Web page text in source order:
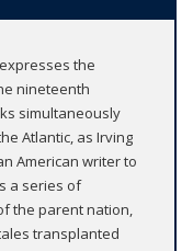
the
nineteenth
simultaneously
Atlantic, as Irving
American writer to
a series of
the parent nation,
transplanted